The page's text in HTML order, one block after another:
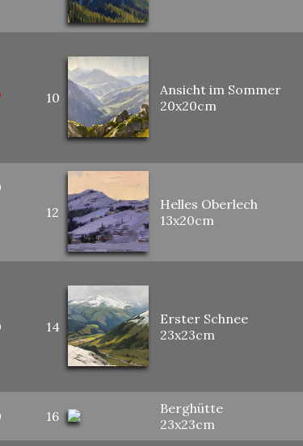
10
Ansicht im Sommer
20x20cm
12
Helles Oberlech
13x20cm
14
Erster Schnee
23x23cm
16
Berghütte
23x23cm